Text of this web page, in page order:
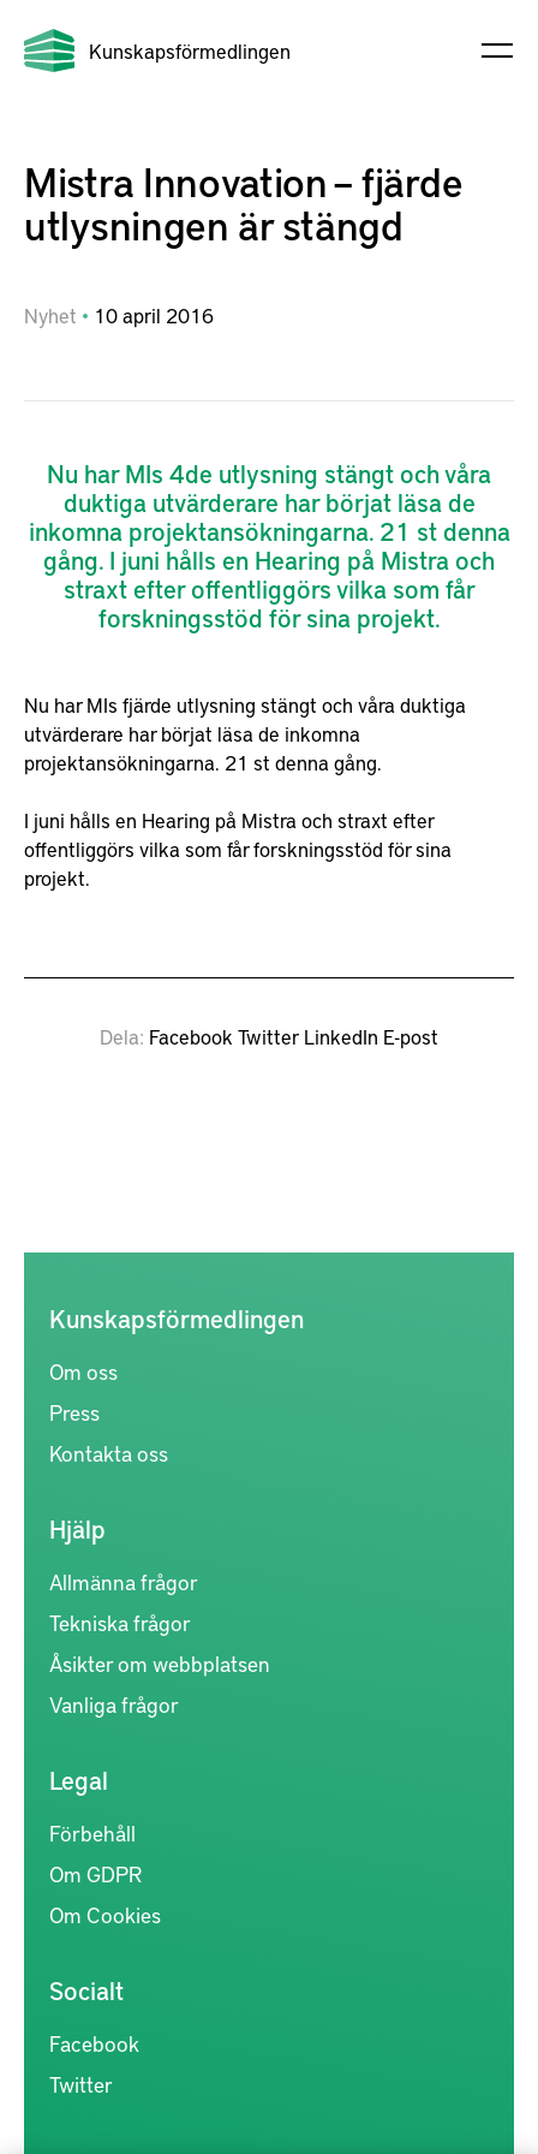
Kunskapsförmedlingen
Mistra Innovation – fjärde
utlysningen är stängd
Nyhet 10april 2016
Nu har MIs 4de utlysning stängt och våra
duktiga utvärderare har börjat läsa de
inkomna projektansökningarna. 21 st denna
gång. I juni hålls en Hearing på Mistra och
straxt efter offentliggörs vilka som får
forskningsstöd för sina projekt.
Nu har MIs fjärde utlysning stängt och våra duktiga
utvärderare har börjat läsa de inkomna
projektansökningarna. 21 st denna gång.
I juni hålls en Hearing på Mistra och straxt efter
offentliggörs vilka som får forskningsstöd för sina
projekt.
Dela Facebook Twitter LinkedIn E-post
Kunskapsförmedlingen
Om oss
Press
Kontakta oss
Hjälp
Allmänna frågor
Tekniska frågor
Åsikter om webbplatsen
Vanliga frågor
Legal
Förbehåll
Om GDPR
Om Cookies
Socialt
Facebook
Twitter